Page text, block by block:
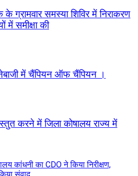
ग्रामवार समस्या शिविर में निराकरण
में समीक्षा की
में चैंपियन ऑफ चैंपियन ।
करने में जिला कोषालय राज्य में